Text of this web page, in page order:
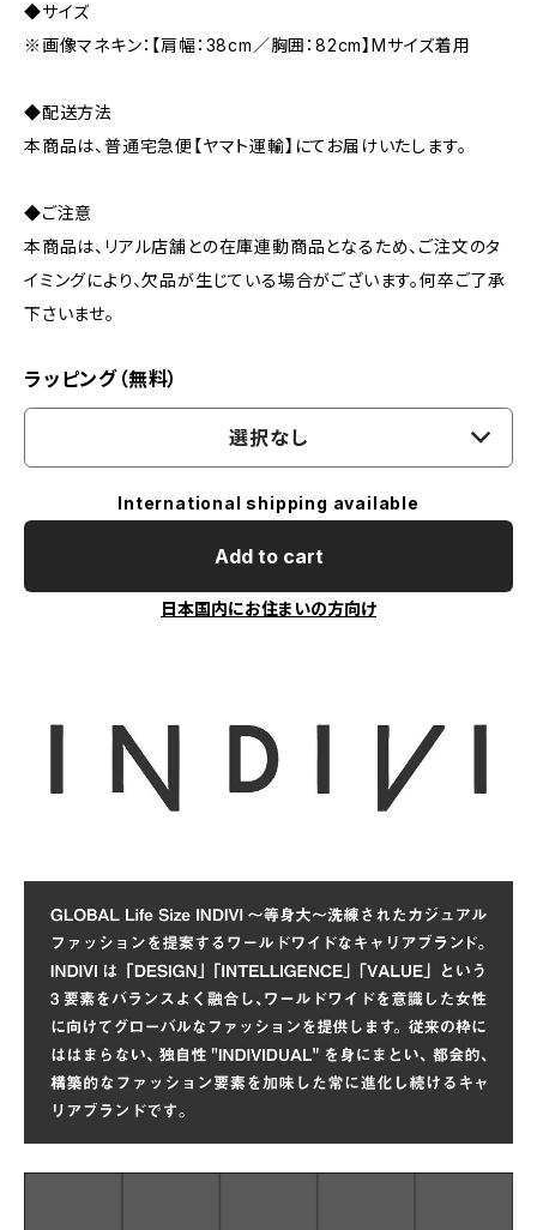
◆サイズ
※画像マネキン：【肩幅：38cm／胸囲：82cm】Mサイズ着用
◆配送方法
本商品は、普通宅急便【ヤマト運輸】にてお届けいたします。
◆ご注意
本商品は、リアル店舗との在庫連動商品となるため、ご注文のタ
イミングにより、欠品が生じている場合がございます。何卒ご了承
下さいませ。
ラッピング（無料）
選択なし
International shipping available
Add to cart
日本国内にお住まいの方向け